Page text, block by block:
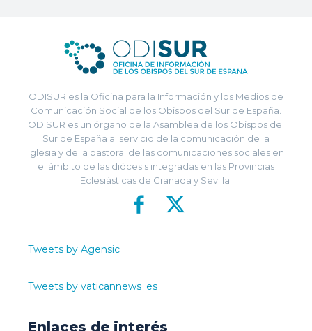
ODISUR es la Oficina para la Información y los Medios de
Comunicación Social de los Obispos del Sur de España.
ODISUR es un órgano de la Asamblea de los Obispos del
Sur de España al servicio de la comunicación de la
Iglesia y de la pastoral de las comunicaciones sociales en
el ámbito de las diócesis integradas en las Provincias
Eclesiásticas de Granada y Sevilla.
Tweets by Agensic
Tweets by vaticannews_es
Enlaces de interés